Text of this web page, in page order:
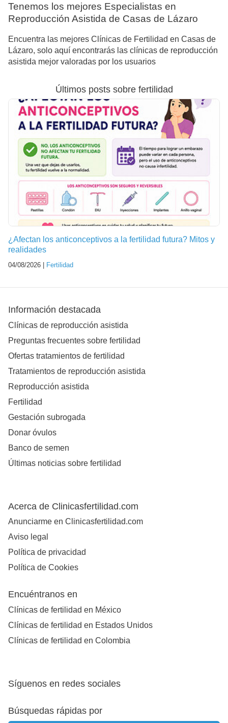
Tenemos los mejores Especialistas en
Reproducción Asistida de Casas de Lázaro
Encuentra las mejores Clínicas de Fertilidad en Casas de
Lázaro, solo aquí encontrarás las clínicas de reproducción
asistida mejor valoradas por los usuarios
Últimos posts sobre fertilidad
¿Afectan los anticonceptivos a la fertilidad futura? Mitos y
realidades
04/08/2026 | Fertilidad
Información destacada
Clínicas de reproducción asistida
Preguntas frecuentes sobre fertilidad
Ofertas tratamientos de fertilidad
Tratamientos de reproducción asistida
Reproducción asistida
Fertilidad
Gestación subrogada
Donar óvulos
Banco de semen
Últimas noticias sobre fertilidad
Acerca de Clinicasfertilidad.com
Anunciarme en Clinicasfertilidad.com
Aviso legal
Política de privacidad
Política de Cookies
Encuéntranos en
Clínicas de fertilidad en México
Clínicas de fertilidad en Estados Unidos
Clínicas de fertilidad en Colombia
Síguenos en redes sociales
Búsquedas rápidas por